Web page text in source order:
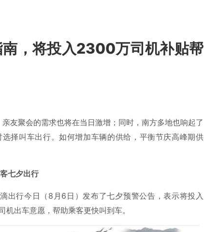
，将投入2300万司机补贴帮
友聚会的需求也将在当日激增；同时，南方多地也响起了
择叫车出行。如何增加车辆的供给，平衡节庆高峰期供
七夕出行
出行今日（8月6日）发布了七夕预警公告，表示将投入
出车意愿，帮助乘客更快叫到车。